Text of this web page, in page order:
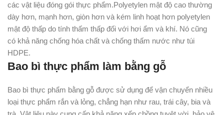
các vật liệu đóng gói thực phẩm.Polyetylen mật độ cao thường
dày hơn, mạnh hơn, giòn hơn và kém linh hoạt hơn polyetylen
mật độ thấp do tính thấm thấp đối với hơi ẩm và khí. Nó cũng
có khả năng chống hóa chất và chống thấm nước như túi
HDPE.
Bao bì thực phẩm làm bằng gỗ
Bao bì thực phẩm bằng gỗ được sử dụng để vận chuyển nhiều
loại thực phẩm rắn và lỏng, chẳng hạn như rau, trái cây, bia và